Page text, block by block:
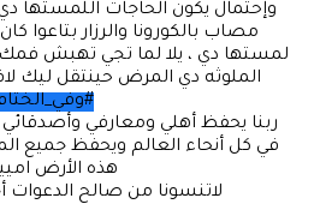
وإحتمال يكون الحاجات
مصاب بالكورونا والرزار بتاعوا
لمستها دي ، يلا لما تجي تهبش فمك
الملوثه دي المرض حينتقل ليك
ربنا يحفظ أهلي ومعارفي وأصدقائي
في كل أنحاء العالم ويحفظ جميع
هذه الأرض
لاتنسونا من صالح الدعوات